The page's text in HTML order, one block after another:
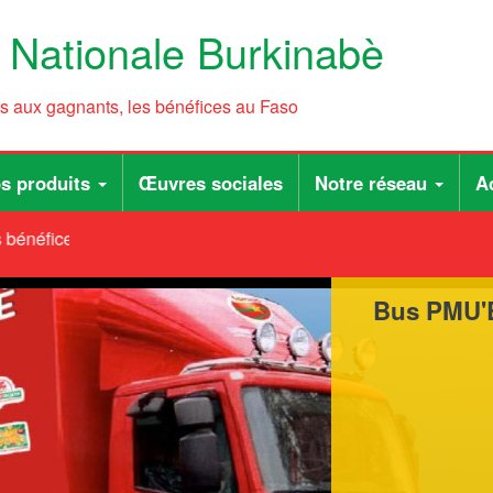
Burkinabè
aux gagnants, les bénéfices au Faso
produits Œuvres sociales Notre réseau
au Faso
Bus